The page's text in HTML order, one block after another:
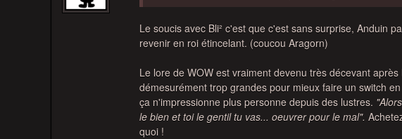
Le soucis avec Bli² c'est que c'est sans surprise, Anduin
revenir en roi étincelant. (coucou Aragorn)
Le lore de WOW est vraiment devenu très décevant
démesurément trop grandes pour mieux faire un switch
ça n'impressionne plus personne depuis des lustres.
le bien et toi le gentil tu vas... oeuvrer pour le mal".
quoi !